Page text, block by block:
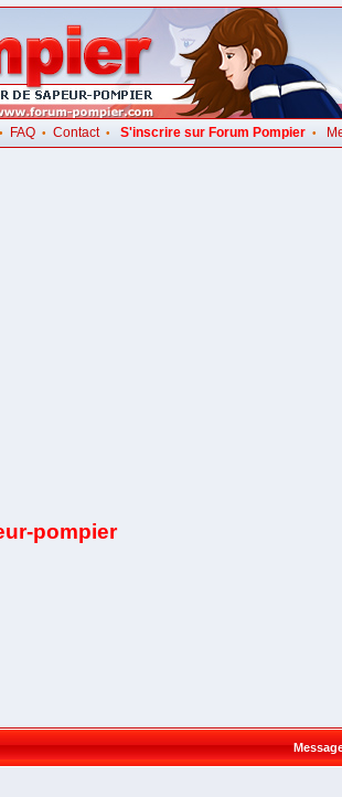
FAQ• Contact• S'inscrire sur Forum Pompier•
pompier